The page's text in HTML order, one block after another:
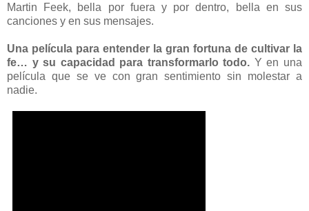
Martin Feek, bella por fuera y por dentro, bella en sus
canciones y en sus mensajes.
Una película para entender la gran fortuna de cultivar la
fe… y su capacidad para transformarlo todo. Y en una
película que se ve con gran sentimiento sin molestar a
nadie.